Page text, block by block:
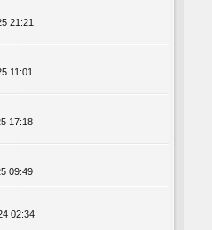
21:21
11:01
17:18
09:49
02:34